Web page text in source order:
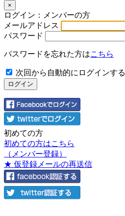
×
ログイン：メンバーの方
メールアドレス
パスワード
パスワードを忘れた方はこちら
次回から自動的にログインする
初めての方
初めての方はこちら
（メンバー登録）
★ 仮登録メールの再送信